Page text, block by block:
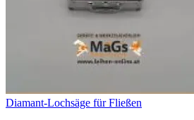
Diamant-Lochsäge für Fließen